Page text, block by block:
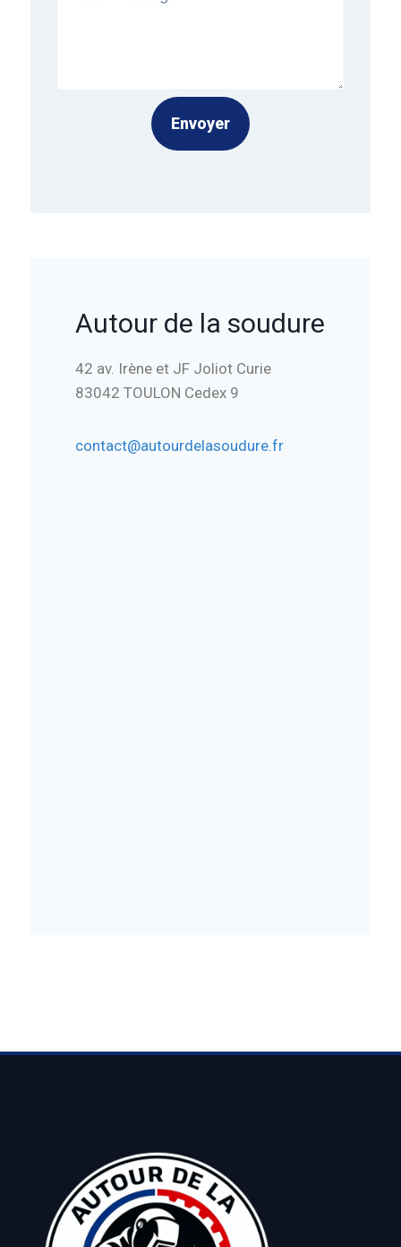
Envoyer
Autour de la soudure
42 av. Irène et JF Joliot Curie
83042 TOULON Cedex 9
contact@autourdelasoudure.fr